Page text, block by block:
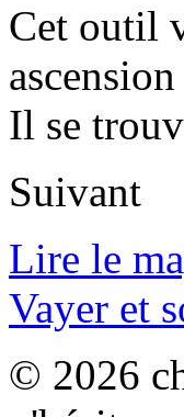
Cet outil
Il se
Suivant
Lire le
Vayer et
© 2026